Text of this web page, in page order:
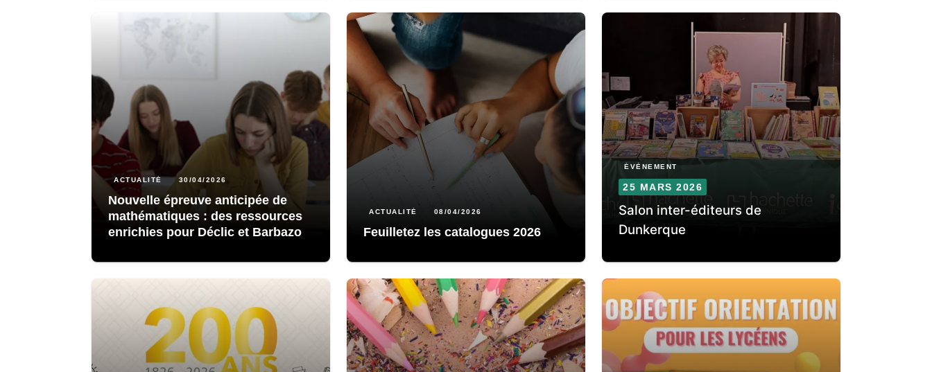
ACTUALITÉ 30/04/2026
Nouvelle épreuve anticipée de
mathématiques : des ressources
enrichies pour Déclic et Barbazo
ACTUALITÉ 08/04/2026
Feuilletez les catalogues 2026
ÉVÈNEMENT
25 MARS 2026
Salon inter-éditeurs de
Dunkerque